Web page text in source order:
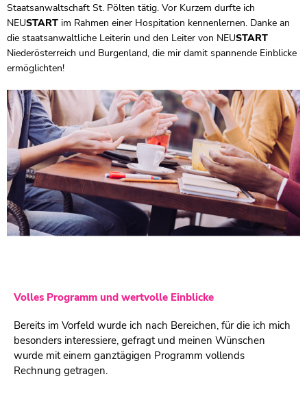
Staatsanwaltschaft St. Pölten tätig. Vor Kurzem durfte ich
NEUSTART im Rahmen einer Hospitation kennenlernen. Danke an
die staatsanwaltliche Leiterin und den Leiter von NEUSTART
Niederösterreich und Burgenland, die mir damit spannende Einblicke
ermöglichten!
Volles Programm und wertvolle Einblicke
Bereits im Vorfeld wurde ich nach Bereichen, für die ich mich
besonders interessiere, gefragt und meinen Wünschen
wurde mit einem ganztägigen Programm vollends
Rechnung getragen.